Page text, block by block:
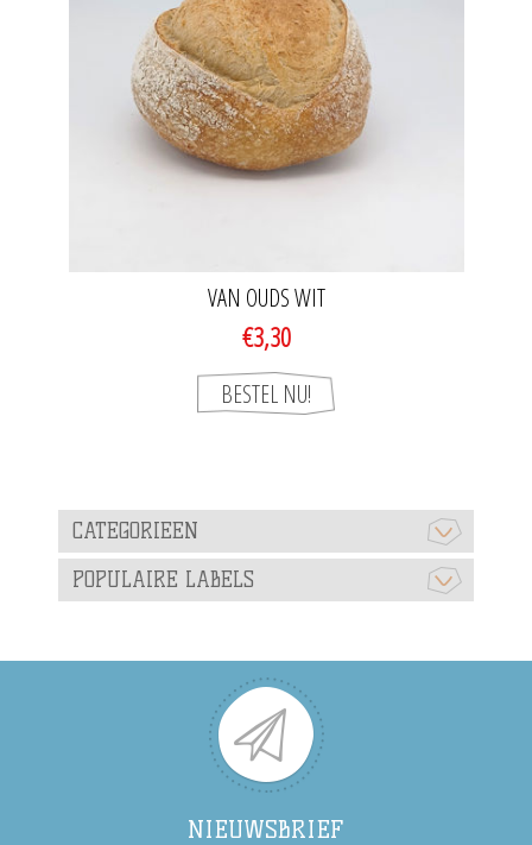
VAN OUDS WIT
€3,30
CATEGORIEEN
POPULAIRE LABELS
NIEUWSBRIEF